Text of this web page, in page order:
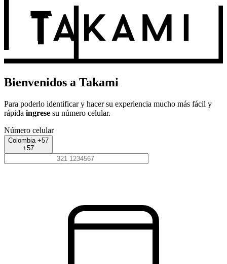
Bienvenidos a Takami
Para poderlo identificar y hacer su experiencia mucho más fácil y
rápida ingrese su número celular.
Número celular
Colombia +57
+57